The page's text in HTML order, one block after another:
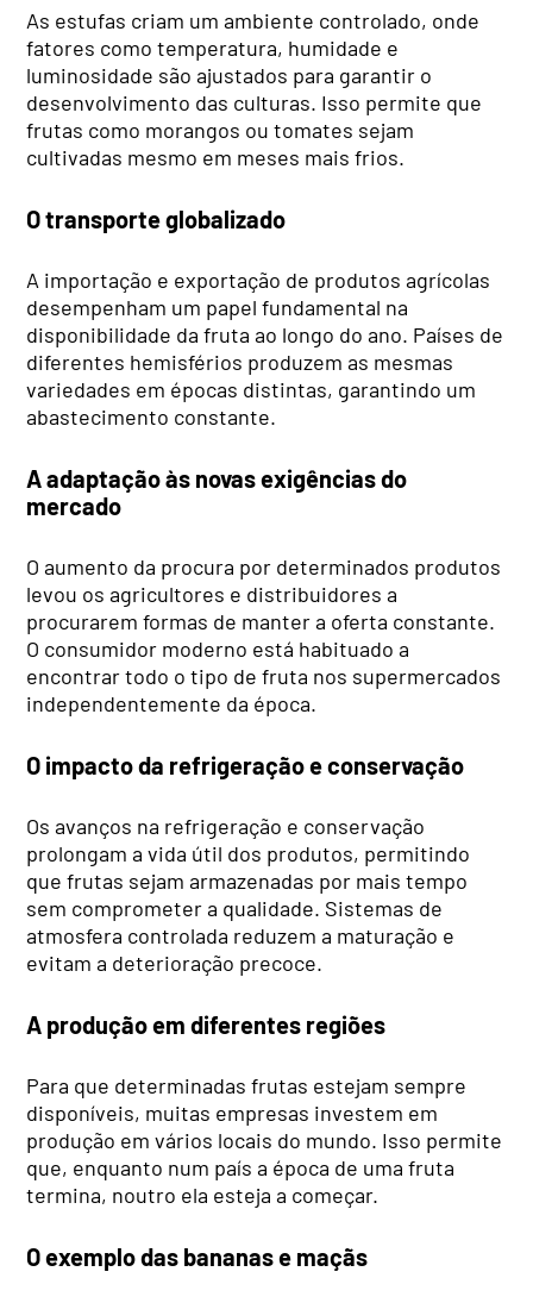
As estufas criam um ambiente controlado, onde
fatores como temperatura, humidade e
luminosidade são ajustados para garantir o
desenvolvimento das culturas. Isso permite que
frutas como morangos ou tomates sejam
cultivadas mesmo em meses mais frios.
O transporte globalizado
A importação e exportação de produtos agrícolas
desempenham um papel fundamental na
disponibilidade da fruta ao longo do ano. Países de
diferentes hemisférios produzem as mesmas
variedades em épocas distintas, garantindo um
abastecimento constante.
A adaptação às novas exigências do
mercado
O aumento da procura por determinados produtos
levou os agricultores e distribuidores a
procurarem formas de manter a oferta constante.
O consumidor moderno está habituado a
encontrar todo o tipo de fruta nos supermercados
independentemente da época.
O impacto da refrigeração e conservação
Os avanços na refrigeração e conservação
prolongam a vida útil dos produtos, permitindo
que frutas sejam armazenadas por mais tempo
sem comprometer a qualidade. Sistemas de
atmosfera controlada reduzem a maturação e
evitam a deterioração precoce.
A produção em diferentes regiões
Para que determinadas frutas estejam sempre
disponíveis, muitas empresas investem em
produção em vários locais do mundo. Isso permite
que, enquanto num país a época de uma fruta
termina, noutro ela esteja a começar.
O exemplo das bananas e maçãs